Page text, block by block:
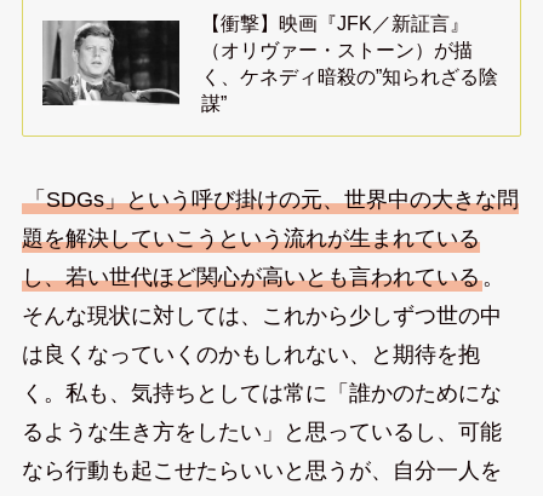
【衝撃】映画『JFK／新証言』
（オリヴァー・ストーン）が描
く、ケネディ暗殺の”知られざる陰
謀”
「SDGs」という呼び掛けの元、世界中の大きな問
題を解決していこうという流れが生まれている
し、若い世代ほど関心が高いとも言われている。
そんな現状に対しては、これから少しずつ世の中
は良くなっていくのかもしれない、と期待を抱
く。私も、気持ちとしては常に「誰かのためにな
るような生き方をしたい」と思っているし、可能
なら行動も起こせたらいいと思うが、自分一人を